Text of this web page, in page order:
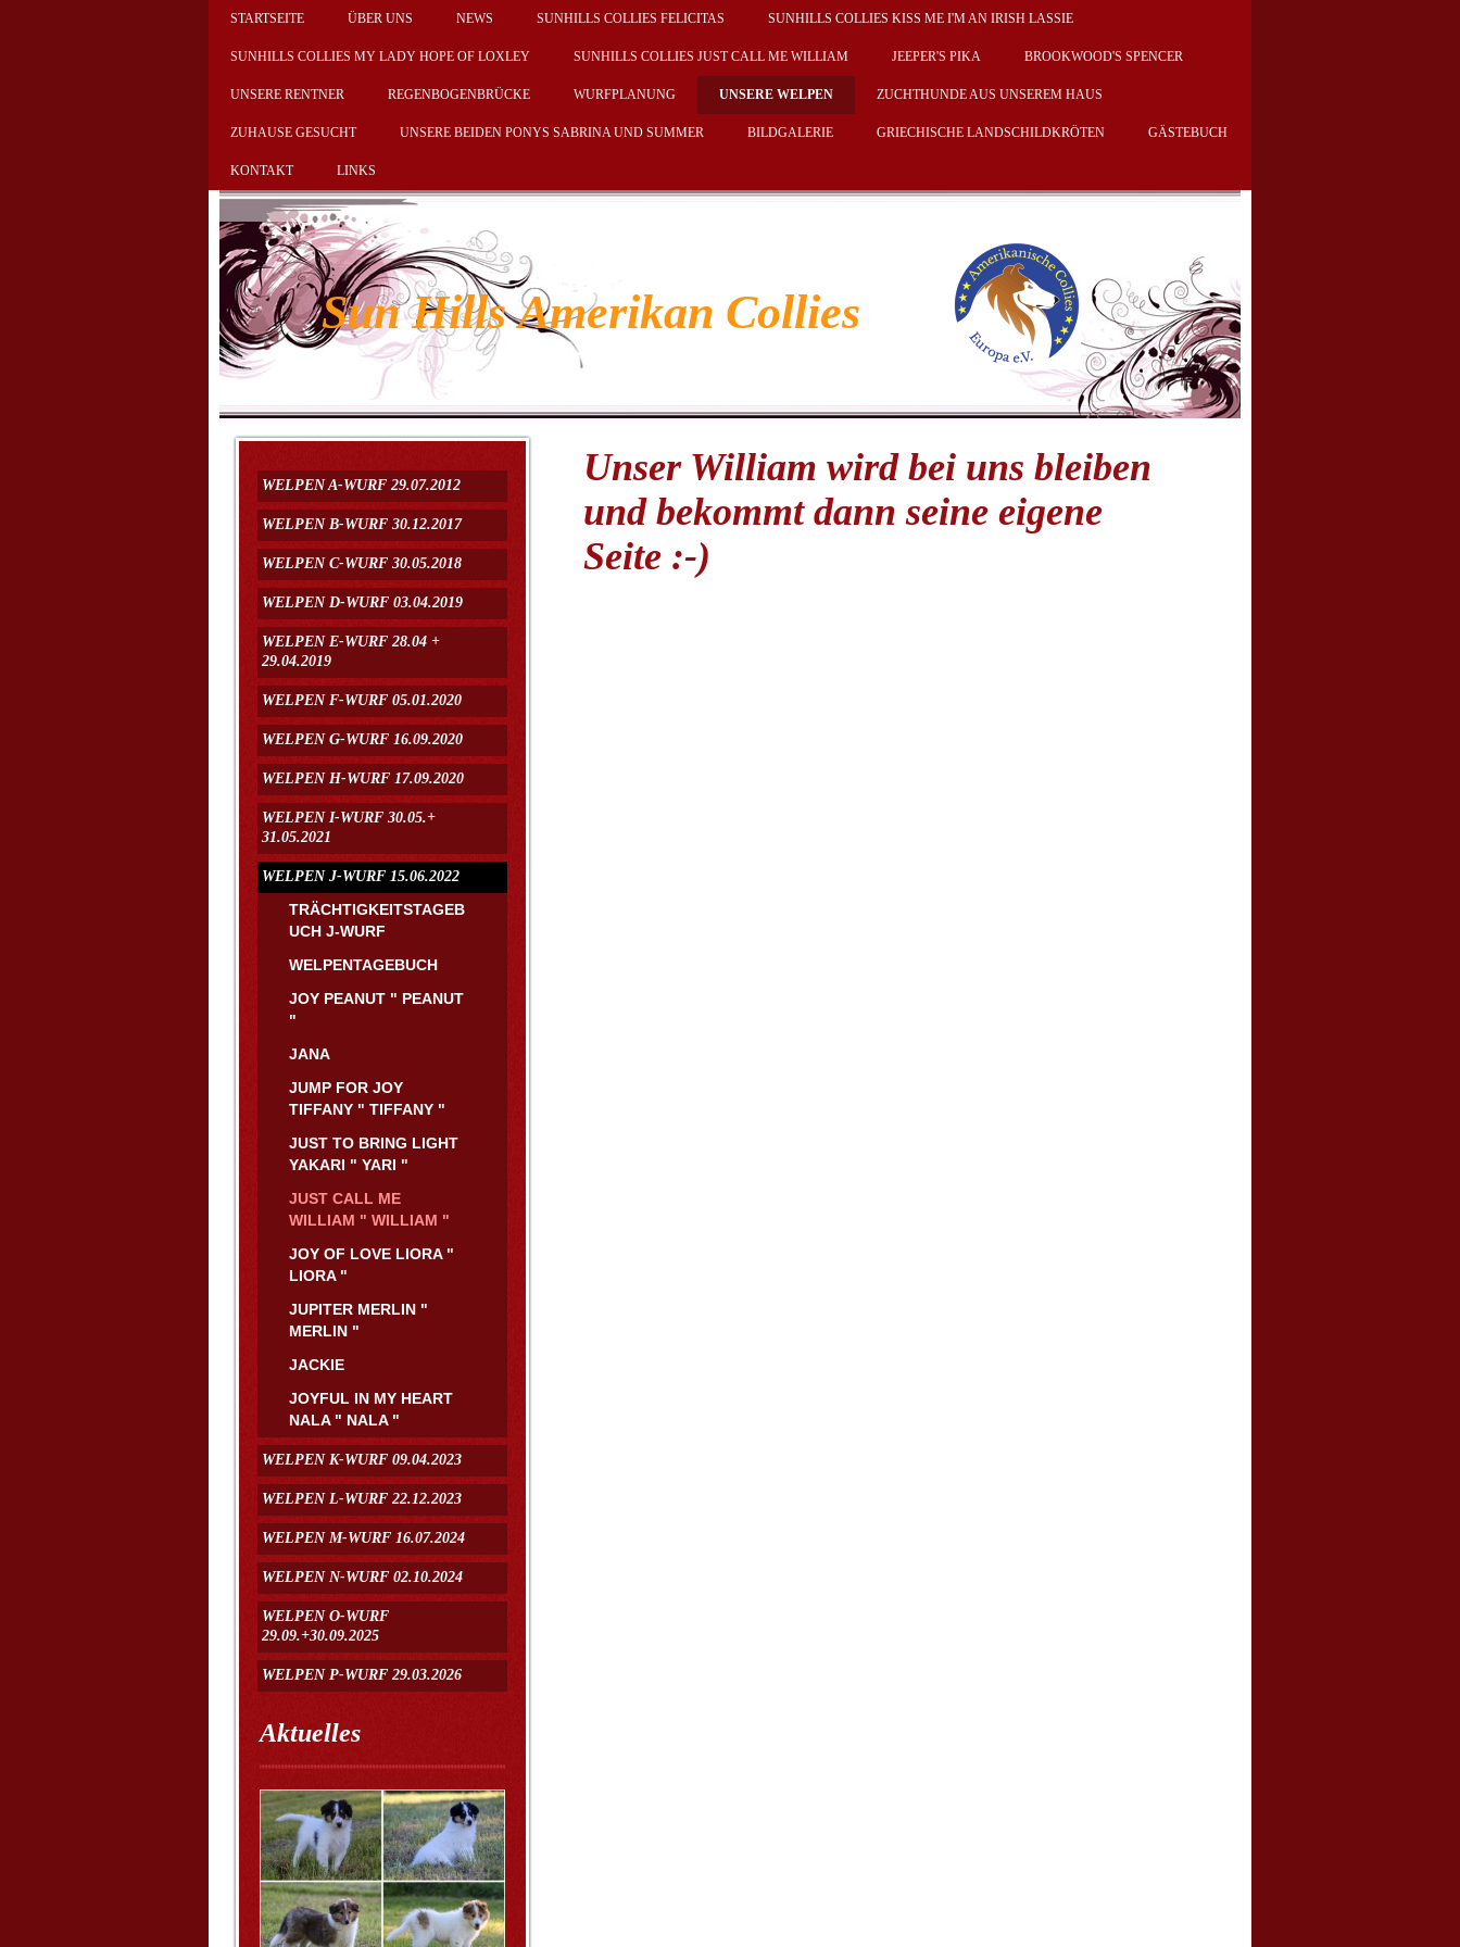
STARTSEITE ÜBER UNS NEWS SUNHILLS COLLIES FELICITAS SUNHILLS COLLIES KISS ME I'M AN IRISH LASSIE
SUNHILLS COLLIES MY LADY HOPE OF LOXLEY SUNHILLS COLLIES JUST CALL ME WILLIAM JEEPER'S PIKA BROOKWOOD'S SPENCER
UNSERE RENTNER REGENBOGENBRÜCKE WURFPLANUNG UNSERE WELPEN ZUCHTHUNDE AUS UNSEREM HAUS
ZUHAUSE GESUCHT UNSERE BEIDEN PONYS SABRINA UND SUMMER BILDGALERIE GRIECHISCHE LANDSCHILDKRÖTEN GÄSTEBUCH
KONTAKT LINKS
Sun Hills Amerikan Collies
WELPEN A-WURF 29.07.2012
WELPEN B-WURF 30.12.2017
WELPEN C-WURF 30.05.2018
WELPEN D-WURF 03.04.2019
WELPEN E-WURF 28.04 +
29.04.2019
WELPEN F-WURF 05.01.2020
WELPEN G-WURF 16.09.2020
WELPEN H-WURF 17.09.2020
WELPEN I-WURF 30.05.+
31.05.2021
WELPEN J-WURF 15.06.2022
TRÄCHTIGKEITSTAGEB
UCH J-WURF
WELPENTAGEBUCH
JOY PEANUT " PEANUT
"
JANA
JUMP FOR JOY
TIFFANY " TIFFANY "
JUST TO BRING LIGHT
YAKARI " YARI "
JUST CALL ME
WILLIAM " WILLIAM "
JOY OF LOVE LIORA "
LIORA "
JUPITER MERLIN "
MERLIN "
JACKIE
JOYFUL IN MY HEART
NALA " NALA "
WELPEN K-WURF 09.04.2023
WELPEN L-WURF 22.12.2023
WELPEN M-WURF 16.07.2024
WELPEN N-WURF 02.10.2024
WELPEN O-WURF
29.09.+30.09.2025
WELPEN P-WURF 29.03.2026
Aktuelles
Unser William wird bei uns bleiben
und bekommt dann seine eigene
Seite :-)